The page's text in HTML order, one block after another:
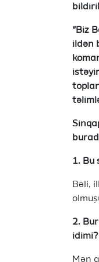
“Biz
ildən
1. Bu
Bəli,
2.
idimi?
Mən